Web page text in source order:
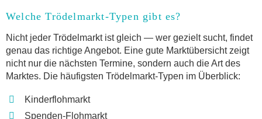
Welche Trödelmarkt-Typen gibt es?
Nicht jeder Trödelmarkt ist gleich — wer gezielt sucht, findet
genau das richtige Angebot. Eine gute Marktübersicht zeigt
nicht nur die nächsten Termine, sondern auch die Art des
Marktes. Die häufigsten Trödelmarkt-Typen im Überblick:
Kinderflohmarkt
Spenden-Flohmarkt